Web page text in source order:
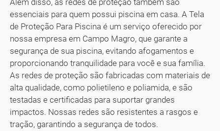
Além disso, as redes de proteção também são
essenciais para quem possui piscina em casa. A Tela
de Proteção Para Piscina é um serviço oferecido por
nossa empresa em Campo Magro, que garante a
segurança de sua piscina, evitando afogamentos e
proporcionando tranquilidade para você e sua família.
As redes de proteção são fabricadas com materiais de
alta qualidade, como polietileno e poliamida, e são
testadas e certificadas para suportar grandes
impactos. Nossas redes são resistentes a rasgos e
tração, garantindo a segurança de todos.